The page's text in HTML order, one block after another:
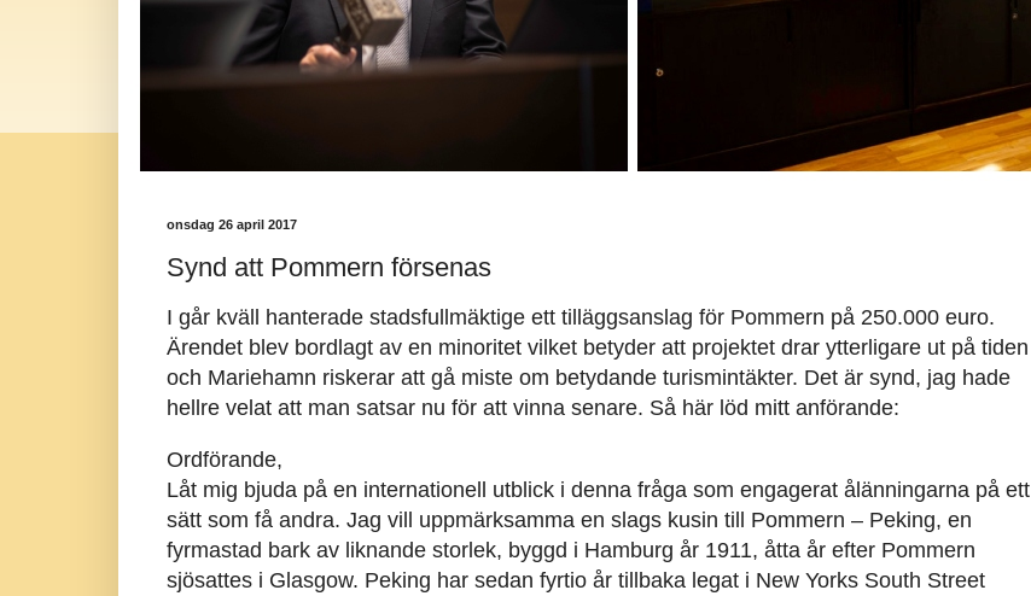
onsdag 26 april 2017
Synd att Pommern försenas
I går kväll hanterade stadsfullmäktige ett tilläggsanslag för Pommern på 250.000 euro.
Ärendet blev bordlagt av en minoritet vilket betyder att projektet drar ytterligare ut på tiden
och Mariehamn riskerar att gå miste om betydande turismintäkter. Det är synd, jag hade
hellre velat att man satsar nu för att vinna senare. Så här löd mitt anförande:
Ordförande,
Låt mig bjuda på en internationell utblick i denna fråga som engagerat ålänningarna på ett
sätt som få andra. Jag vill uppmärksamma en slags kusin till Pommern – Peking, en
fyrmastad bark av liknande storlek, byggd i Hamburg år 1911, åtta år efter Pommern
sjösattes i Glasgow. Peking har sedan fyrtio år tillbaka legat i New Yorks South Street